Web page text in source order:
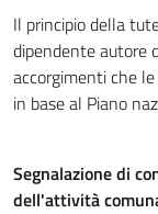
Il principio della
dipendente autore
accorgimenti che
in base al Piano
Segnalazione di
dell'attività